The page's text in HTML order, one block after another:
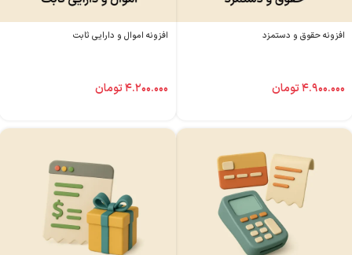
افزونه حقوق و دستمزد
۴.۹۰۰.۰۰۰تومان
افزونه اموال و دارایی ثابت
۴.۲۰۰.۰۰۰تومان